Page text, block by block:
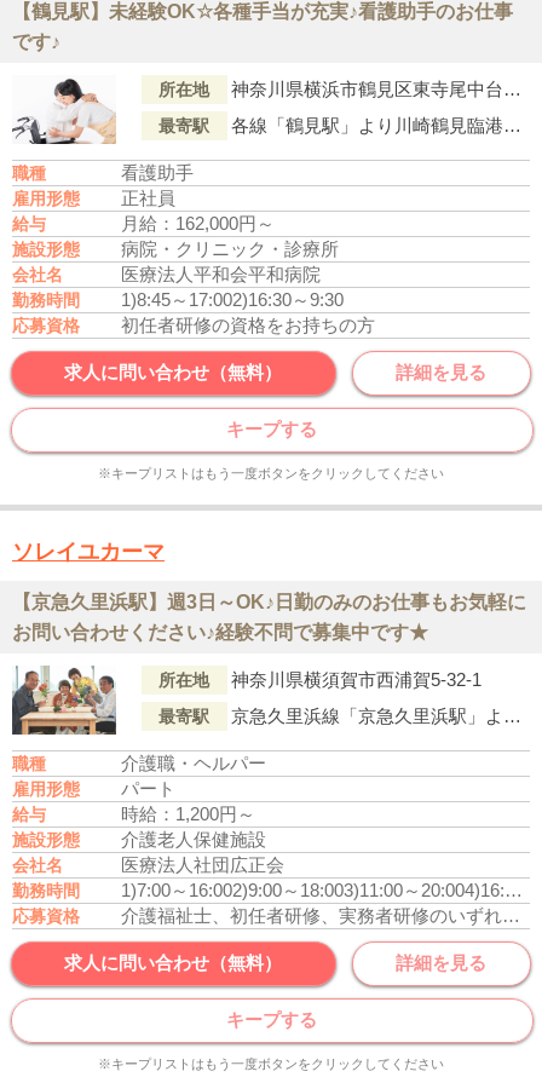
【鶴見駅】未経験OK☆各種手当が充実♪看護助手のお仕事
です♪
所在地 神奈川県横浜市鶴見区東寺尾中台29-1
最寄駅 各線「鶴見駅」より川崎鶴見臨港バス『新横浜駅前』行「亀甲山」下車、徒歩6分
職種 看護助手
雇用形態 正社員
給与 月給：162,000円～
施設形態 病院・クリニック・診療所
会社名 医療法人平和会平和病院
勤務時間 1)8:45～17:002)16:30～9:30
応募資格 初任者研修の資格をお持ちの方
求人に問い合わせ（無料） 詳細を見る
キープする
※キープリストはもう一度ボタンをクリックしてください
ソレイユカーマ
【京急久里浜駅】週3日～OK♪日勤のみのお仕事もお気軽に
お問い合わせください♪経験不問で募集中です★
所在地 神奈川県横須賀市西浦賀5-32-1
最寄駅 京急久里浜線「京急久里浜駅」より車で7分
職種 介護職・ヘルパー
雇用形態 パート
給与 時給：1,200円～
施設形態 介護老人保健施設
会社名 医療法人社団広正会
勤務時間 1)7:00～16:002)9:00～18:003)11:00～20:004)16:30～9:30
応募資格 介護福祉士、初任者研修、実務者研修のいずれかの資格をお持ちの方
求人に問い合わせ（無料） 詳細を見る
キープする
※キープリストはもう一度ボタンをクリックしてください